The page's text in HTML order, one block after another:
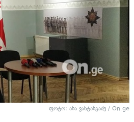
ფოტო: ანა ვახტანგაძე / On.ge